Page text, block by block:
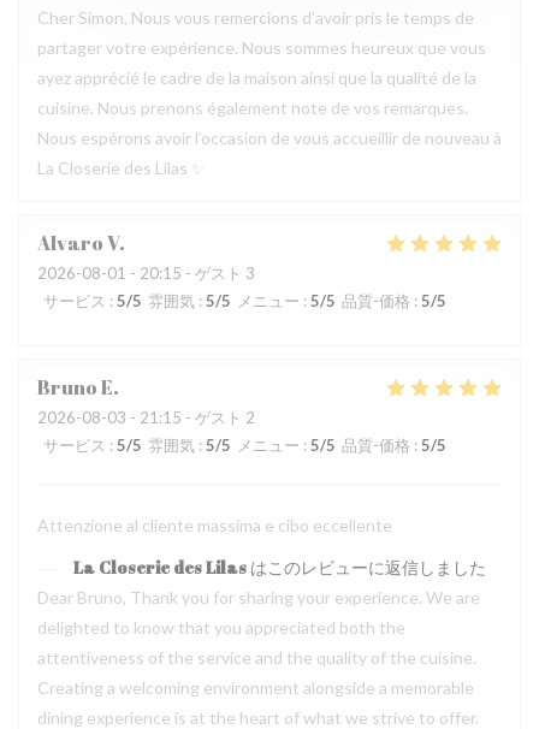
Cher Simon, Nous vous remercions d’avoir pris le temps de
partager votre expérience. Nous sommes heureux que vous
ayez apprécié le cadre de la maison ainsi que la qualité de la
cuisine. Nous prenons également note de vos remarques.
Nous espérons avoir l’occasion de vous accueillir de nouveau à
La Closerie des Lilas ✨
AlvaroV
2026-08-01 - 20:15 - ゲスト 3
サービス : 5/5 雰囲気 : 5/5 メニュー : 5/5 品質-価格 : 5/5
BrunoE
2026-08-03 - 21:15 - ゲスト 2
サービス : 5/5 雰囲気 : 5/5 メニュー : 5/5 品質-価格 : 5/5
Attenzione al cliente massima e cibo eccellente
La Closerie des Lilas はこのレビューに返信しました
Dear Bruno, Thank you for sharing your experience. We are
delighted to know that you appreciated both the
attentiveness of the service and the quality of the cuisine.
Creating a welcoming environment alongside a memorable
dining experience is at the heart of what we strive to offer.